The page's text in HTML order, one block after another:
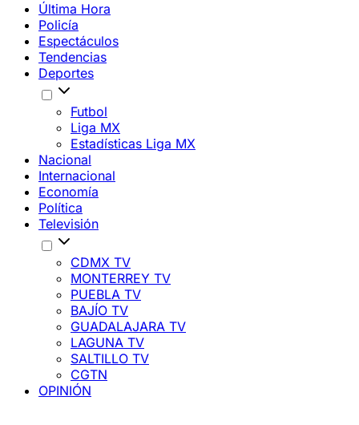
Última Hora
Policía
Espectáculos
Tendencias
Deportes
Futbol
Liga MX
Estadísticas Liga MX
Nacional
Internacional
Economía
Política
Televisión
CDMX TV
MONTERREY TV
PUEBLA TV
BAJÍO TV
GUADALAJARA TV
LAGUNA TV
SALTILLO TV
CGTN
OPINIÓN